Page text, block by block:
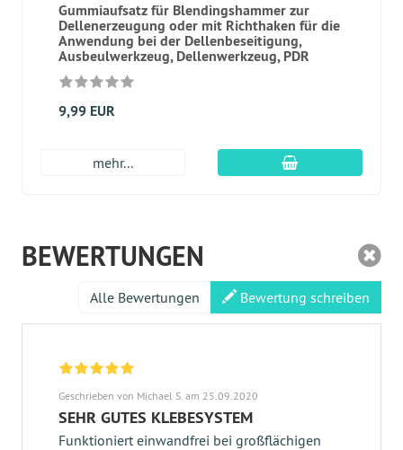
Gummiaufsatz für Blendingshammer zur
Dellenerzeugung oder mit Richthaken für die
Anwendung bei der Dellenbeseitigung,
Ausbeulwerkzeug, Dellenwerkzeug, PDR
9,99 EUR
mehr... In den
BEWERTUNGEN
Alle Bewertungen Bewertung schreiben
Geschrieben von Michael S. am 25.09.2020
SEHR GUTES KLEBESYSTEM
Funktioniert einwandfrei bei großflächigen